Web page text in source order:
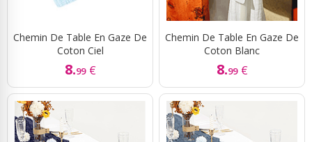
Chemin De Table En Gaze De
Coton Ciel
8.99 €
Chemin De Table En Gaze De
Coton Blanc
8.99 €